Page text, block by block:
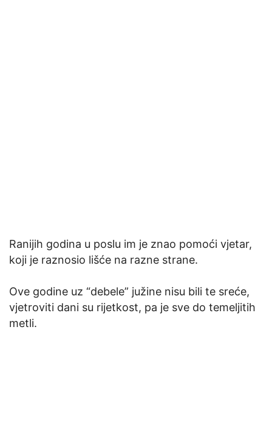
Ranijih godina u poslu im je znao pomoći vjetar,
koji je raznosio lišće na razne strane.
Ove godine uz “debele” južine nisu bili te sreće,
vjetroviti dani su rijetkost, pa je sve do temeljitih
metli.